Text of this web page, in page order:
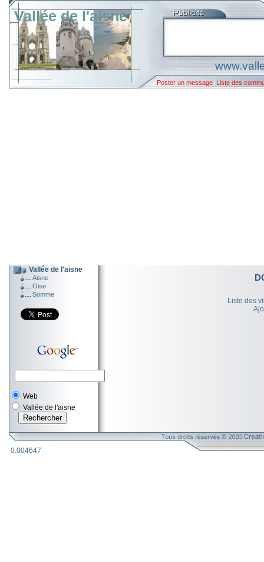
Vallée de l'aisne
Poster un message Liste des
Vallée de l'aisne
Aisne
Oise
Somme
Web
Vallée de l'aisne
Liste des
0.004647